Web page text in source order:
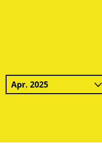
Apr. 2025